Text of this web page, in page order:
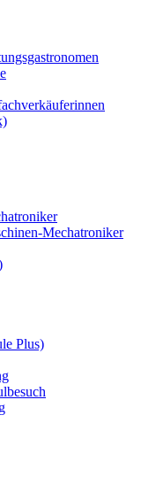
Mechatroniker
Plus)